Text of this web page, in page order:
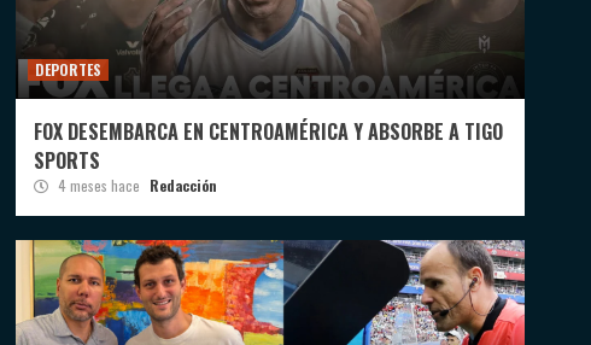
DEPORTES
FOX DESEMBARCA EN CENTROAMÉRICA Y ABSORBE A TIGO
SPORTS
4 meses hace Redacción